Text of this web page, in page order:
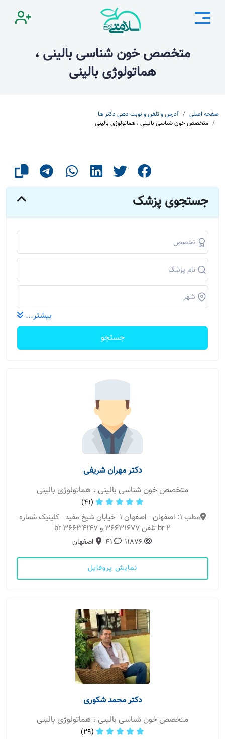
متخصص خون شناسی بالینی ،
هماتولوژی بالینی
صفحه اصلی
آدرس و تلفن و نوبت دهی دکتر ها
متخصص خون شناسی بالینی ، هماتولوژی بالینی
جستجوی پزشک
بیشتر...
جستجو
دکتر مهران شریفی
متخصص خون شناسی بالینی ، هماتولوژی بالینی
(41)
مطب 1: اصفهان - اصفهان ۱- خیابان شیخ مفید - کلینیک شماره
۲ br تلفن ۳۶۶۳۱۶۷۷ و ۳۶۶۳۴۱۴۷ br
11876
41 اصفهان
نمایش پروفایل
دکتر محمد شکوری
متخصص خون شناسی بالینی ، هماتولوژی بالینی
(29)